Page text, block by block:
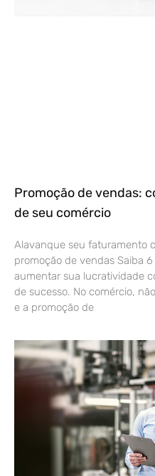
Promoção de vendas:
de seu comércio
Alavanque seu faturamento
promoção de vendas Saiba
aumentar sua lucratividade
de sucesso. No comércio,
e a promoção de